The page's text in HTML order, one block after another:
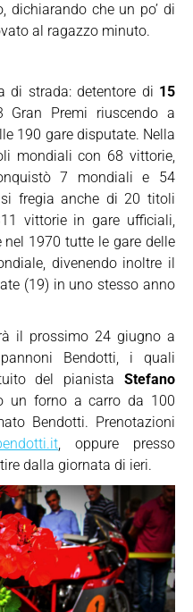
dichiarando che un po’ di
al ragazzo minuto.
di strada: detentore di 15
Premi riuscendo a
190 gare disputate. Nella
mondiali con 68 vittorie,
7 mondiali e 54
fregia anche di 20 titoli
vittorie in gare ufficiali,
1970 tutte le gare delle
divenendo inoltre il
(19) in uno stesso anno
il prossimo 24 giugno a
Bendotti, i quali
del pianista Stefano
un forno a carro da 100
Bendotti. Prenotazioni
, oppure presso
dalla giornata di ieri.